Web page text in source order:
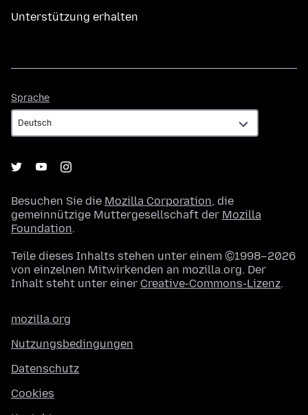
Unterstützung erhalten
Sprache
Besuchen Sie die Mozilla Corporation, die
gemeinnützige Muttergesellschaft der Mozilla
Foundation.
Teile dieses Inhalts stehen unter einem ©1998–2026
von einzelnen Mitwirkenden an mozilla.org. Der
Inhalt steht unter einer Creative-Commons-Lizenz.
mozilla.org
Nutzungsbedingungen
Datenschutz
Cookies